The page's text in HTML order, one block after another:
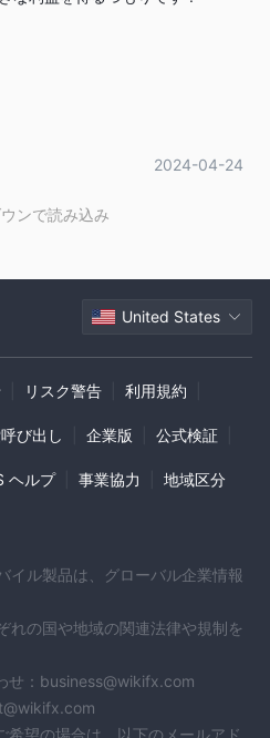
は、いくつかの簡単な手順で簡
トにアクセス：
luckyantfxasia.com/）に移動し
「実際の口座を開く」または
始されます。
されます。また、KYC規制に準拠
を提供する必要があります。
み）：
入金額で口座に資金を入れる必要
ざまな支払い方法を提供してい
てインストール：
Lucky Antは取
にプラットフォームをダウンロー
を完了した後）、ログイン資格情
ットフォームを介してLucky Ant
ます。
、仮想通貨CFD、金属CFD、指
大レバレッジ比率500：1を提供
2024-04-24
ンで読み込み
United States
リスク警告 利用規約
び出し 企業版 公式検証
ヘルプ 事業協力 地域区分
イル製品は、グローバル企業情報
れの国や地域の関連法律や規制を
せ：business@wikifx.com
希望の場合は、以下のメールアド